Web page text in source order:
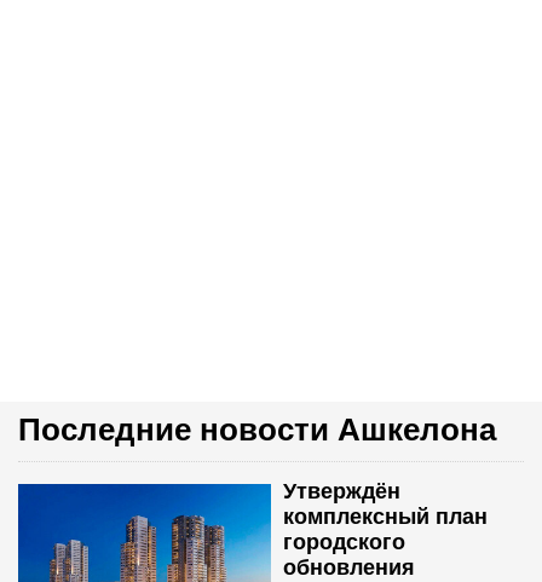
Последние новости Ашкелона
Утверждён
комплексный план
городского
обновления